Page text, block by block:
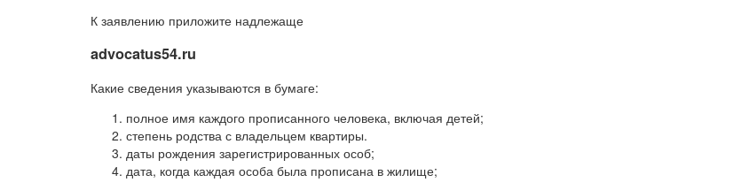
К заявлению приложите надлежаще
advocatus54.ru
Какие сведения указываются в бумаге:
полное имя каждого прописанного человека, включая детей;
степень родства с владельцем квартиры.
даты рождения зарегистрированных особ;
дата, когда каждая особа была прописана в жилище;